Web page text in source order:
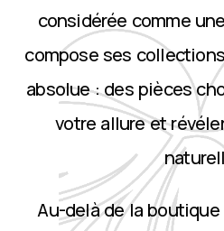
considérée comme
compose ses
absolue : des pièces
votre allure et
Au-delà de la